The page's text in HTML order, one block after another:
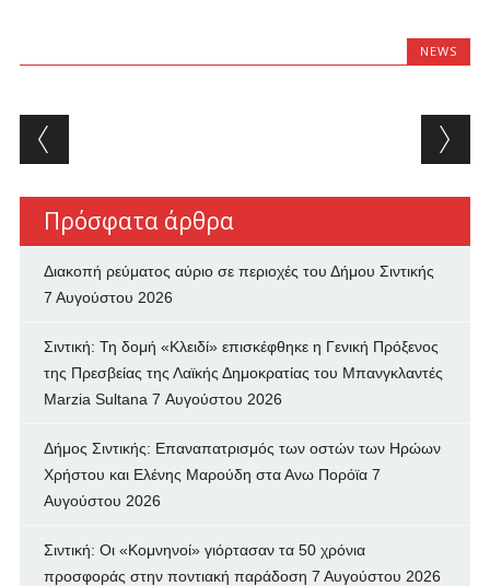
NEWS
Post navigation
Πρόσφατα άρθρα
Διακοπή ρεύματος αύριο σε περιοχές του Δήμου Σιντικής
7 Αυγούστου 2026
Σιντική: Τη δομή «Κλειδί» επισκέφθηκε η Γενική Πρόξενος
της Πρεσβείας της Λαϊκής Δημοκρατίας του Μπανγκλαντές
Marzia Sultana 7 Αυγούστου 2026
Δήμος Σιντικής: Επαναπατρισμός των oστών των Ηρώων
Χρήστου και Ελένης Μαρούδη στα Ανω Πορόϊα 7
Αυγούστου 2026
Σιντική: Οι «Κομνηνοί» γιόρτασαν τα 50 χρόνια
προσφοράς στην ποντιακή παράδοση 7 Αυγούστου 2026